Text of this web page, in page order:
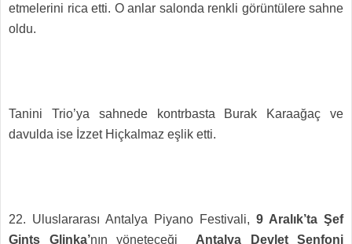
etmelerini rica etti. O anlar salonda renkli görüntülere sahne
oldu.
Tanini Trio’ya sahnede kontrbasta Burak Karaağaç ve
davulda ise İzzet Hiçkalmaz eşlik etti.
22. Uluslararası Antalya Piyano Festivali, 9 Aralık’ta Şef
Gints Glinka’nın yöneteceği Antalya Devlet Senfoni